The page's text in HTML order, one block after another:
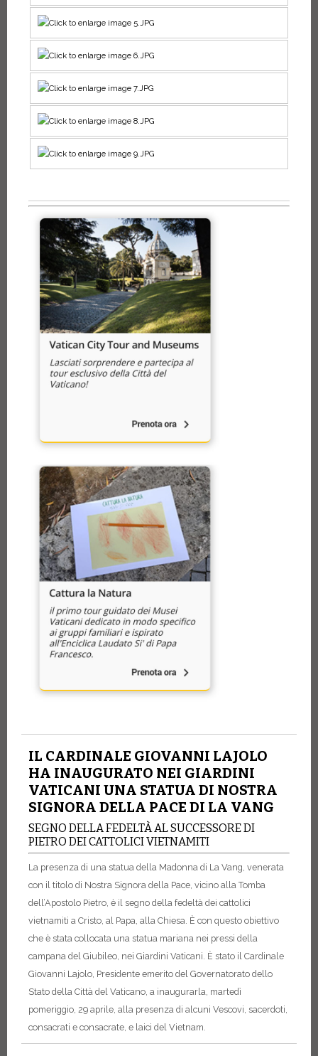
IL CARDINALE GIOVANNI LAJOLO
HA INAUGURATO NEI GIARDINI
VATICANI UNA STATUA DI NOSTRA
SIGNORA DELLA PACE DI LA VANG
SEGNO DELLA FEDELTÀ AL SUCCESSORE DI
PIETRO DEI CATTOLICI VIETNAMITI
La presenza di una statua della Madonna di La Vang, venerata
con il titolo di Nostra Signora della Pace, vicino alla Tomba
dell’Apostolo Pietro, è il segno della fedeltà dei cattolici
vietnamiti a Cristo, al Papa, alla Chiesa. È con questo obiettivo
che è stata collocata una statua mariana nei pressi della
campana del Giubileo, nei Giardini Vaticani. È stato il Cardinale
Giovanni Lajolo, Presidente emerito del Governatorato dello
Stato della Città del Vaticano, a inaugurarla, martedì
pomeriggio, 29 aprile, alla presenza di alcuni Vescovi, sacerdoti,
consacrati e consacrate, e laici del Vietnam.